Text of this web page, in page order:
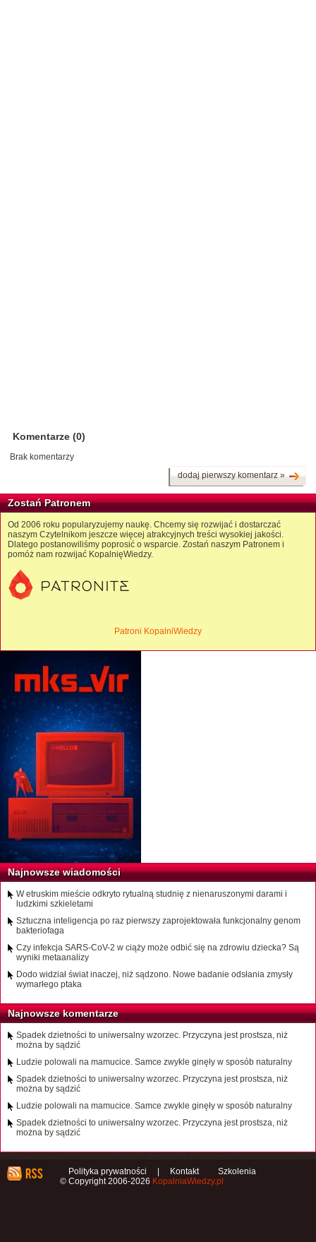
Komentarze (0)
Brak komentarzy
dodaj pierwszy komentarz »
Zostań Patronem
Od 2006 roku popularyzujemy naukę. Chcemy się rozwijać i dostarczać
naszym Czytelnikom jeszcze więcej atrakcyjnych treści wysokiej jakości.
Dlatego postanowiliśmy poprosić o wsparcie. Zostań naszym Patronem i
pomóż nam rozwijać KopalnięWiedzy.
Patroni KopalniWiedzy
Najnowsze wiadomości
W etruskim mieście odkryto rytualną studnię z nienaruszonymi darami i
ludzkimi szkieletami
Sztuczna inteligencja po raz pierwszy zaprojektowała funkcjonalny genom
bakteriofaga
Czy infekcja SARS-CoV-2 w ciąży może odbić się na zdrowiu dziecka? Są
wyniki metaanalizy
Dodo widział świat inaczej, niż sądzono. Nowe badanie odsłania zmysły
wymarłego ptaka
Najnowsze komentarze
Spadek dzietności to uniwersalny wzorzec. Przyczyna jest prostsza, niż
można by sądzić
Ludzie polowali na mamucice. Samce zwykle ginęły w sposób naturalny
Spadek dzietności to uniwersalny wzorzec. Przyczyna jest prostsza, niż
można by sądzić
Ludzie polowali na mamucice. Samce zwykle ginęły w sposób naturalny
Spadek dzietności to uniwersalny wzorzec. Przyczyna jest prostsza, niż
można by sądzić
Polityka prywatności Kontakt
Szkolenia
© Copyright 2006-2026 KopalniaWiedzy.pl